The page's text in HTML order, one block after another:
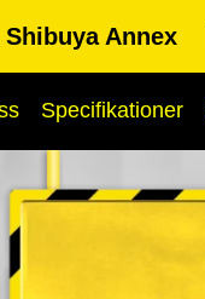
Annex
Specifikationer